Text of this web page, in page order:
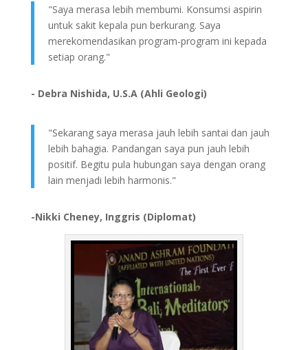
"Saya merasa lebih membumi. Konsumsi aspirin
untuk sakit kepala pun berkurang. Saya
merekomendasikan program-program ini kepada
setiap orang."
- Debra Nishida, U.S.A (Ahli Geologi)
"Sekarang saya merasa jauh lebih santai dan jauh
lebih bahagia. Pandangan saya pun jauh lebih
positif. Begitu pula hubungan saya dengan orang
lain menjadi lebih harmonis."
-Nikki Cheney, Inggris (Diplomat)